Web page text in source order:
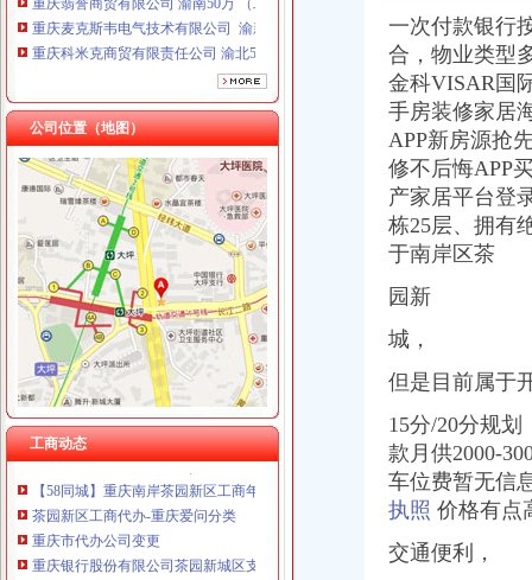
重庆麦克斯韦电气技术有限公司 渝新 （工商注册）
重庆科米克商贸有限责任公司 渝北50万 （工商注册）
重庆欧氏科技发展有限公司 渝九50万 （进出口权）
重庆嘉天琪科技有限公司 渝北30万 （工商注册）
重庆凯誉网络通信技术工程有限公司 渝中300万 （工商变更）
重庆佳技维科技发展有限公司 渝南100万 （进出口权）
上海兆妩贸易有限公司重庆龙湖·北城天街分公司 （工商注册）
公司位置（地图）
工商动态
茶园新区代办营业执照
重庆哪家代办较快办理营业执照,房地产开发资质验资-重庆58同城
【图】南岸茶园新区府公司注册代办营业执照代理_重庆工商注册_重
新华区注册公司条件、步骤,2017年新华代理注册公司要多少钱
苏州注册公司_苏州代理记账_苏州代办营业执照_苏州新区|吴中区|吴江|
【茶园新区联通营业厅（售后中心）招合作伙伴】-代理加盟-重庆赶集网
【重庆茶园新区工商注册|工商注册代理|工商注册代办】-重庆赶集网
【58同城】重庆南岸茶园新区工商年检_工商营业执照年检
茶园新区工商代办-重庆爱问分类
重庆市代办公司变更
重庆银行股份有限公司茶园新城区支行
重庆弘熙房地产营销策划有限公司茶园新区金科世界城分公司
一次付款银行
合，物业类型
金科VISAR国
手房装修家居
APP新房源抢
修不后悔APP
产家居平台登
栋25层、拥有
于南岸区茶
园新
城，
但是目前属于
15分/20分规
款月供2000-
车位费暂无信
执照 价格有点
交通便利，